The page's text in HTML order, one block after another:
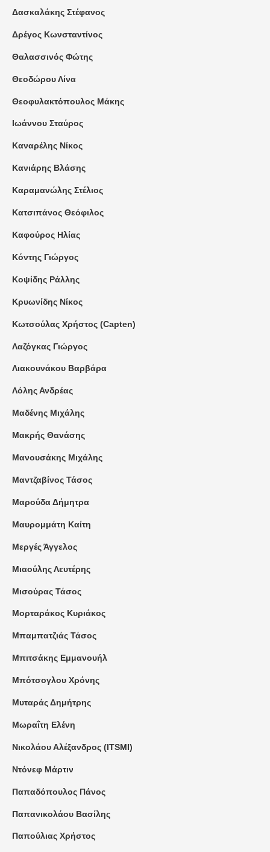
Δασκαλάκης Στέφανος
Δρέγος Κωνσταντίνος
Θαλασσινός Φώτης
Θεοδώρου Λίνα
Θεοφυλακτόπουλος Μάκης
Ιωάννου Σταύρος
Καναρέλης Νίκος
Κανιάρης Βλάσης
Καραμανώλης Στέλιος
Κατσιπάνος Θεόφιλος
Καφούρος Ηλίας
Κόντης Γιώργος
Κοψίδης Ράλλης
Κρυωνίδης Νίκος
Κωτσούλας Χρήστος (Capten)
Λαζόγκας Γιώργος
Λιακουνάκου Βαρβάρα
Λόλης Ανδρέας
Μαδένης Μιχάλης
Μακρής Θανάσης
Μανουσάκης Μιχάλης
Μαντζαβίνος Τάσος
Μαρούδα Δήμητρα
Μαυρομμάτη Καίτη
Μεργές Άγγελος
Μιαούλης Λευτέρης
Μισούρας Τάσος
Μορταράκος Κυριάκος
Μπαμπατζιάς Τάσος
Μπιτσάκης Εμμανουήλ
Μπότσογλου Χρόνης
Μυταράς Δημήτρης
Μωραΐτη Ελένη
Νικολάου Αλέξανδρος (ITSMI)
Ντόνεφ Μάρτιν
Παπαδόπουλος Πάνος
Παπανικολάου Βασίλης
Παπούλιας Χρήστος